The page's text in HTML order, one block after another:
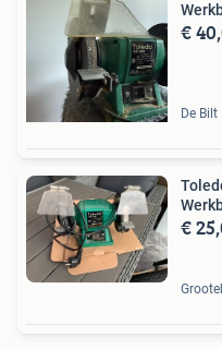
€
De Bilt
€